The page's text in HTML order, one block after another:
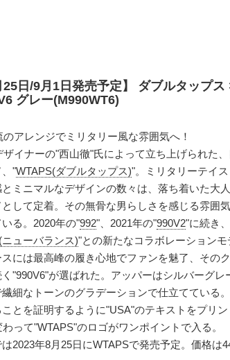
25日/9月1日発売予定】 ダブルタップ
グレー(M990WT6)
のアレンジでミリタリー風な雰囲気へ！
ザイナーの"西山徹"氏によって立ち上げられた
、"WTAPS(ダブルタップス)"。ミリタリーテイ
ミニマルなデザインの数々は、落ち着いた大
として定着。その無骨な男らしさを感じる雰囲
る。2020年の"992"、2021年の"990V2"に続き
ューバランス)"との新たなコラボレーション
スには最高峰の履き心地でファンを魅了、その
"990V6"が選ばれた。アッパーはシルバーグレ
細なトーンのグラデーションで仕立てている
とを証明するように"USA"のテキストをプリ
って"WTAPS"のロゴがワンポイントで入る。
2023年8月25日にWTAPSで発売予定。価格は